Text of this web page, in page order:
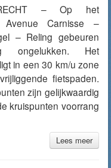
– Op het
Avenue Carnisse –
– Reling gebeuren
ongelukken. Het
in een 30 km/u zone
fietspaden.
zijn gelijkwaardig
kruispunten voorrang
Lees meer